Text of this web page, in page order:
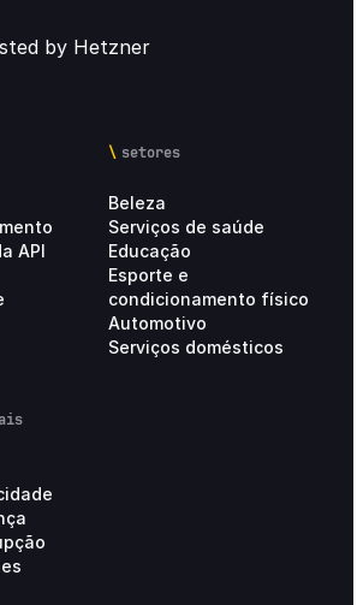
API
setores
Beleza
Serviços de saúde
Educação
Esporte e
condicionamento físico
Automotivo
Serviços domésticos